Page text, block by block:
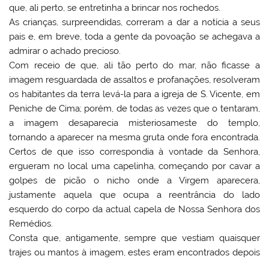
que, ali perto, se entretinha a brincar nos rochedos.
As crianças, surpreendidas, correram a dar a notícia a seus
pais e, em breve, toda a gente da povoação se achegava a
admirar o achado precioso.
Com receio de que, ali tão perto do mar, não ficasse a
imagem resguardada de assaltos e profanações, resolveram
os habitantes da terra levá-la para a igreja de S. Vicente, em
Peniche de Cima; porém, de todas as vezes que o tentaram,
a imagem desaparecia misteriosameste do templo,
tornando a aparecer na mesma gruta onde fora encontrada.
Certos de que isso correspondia à vontade da Senhora,
ergueram no local uma capelinha, começando por cavar a
golpes de picão o nicho onde a Virgem aparecera,
justamente aquela que ocupa a reentrância do lado
esquerdo do corpo da actual capela de Nossa Senhora dos
Remédios.
Consta que, antigamente, sempre que vestiam quaisquer
trajes ou mantos à imagem, estes eram encontrados depois